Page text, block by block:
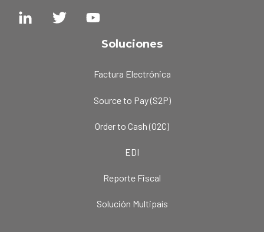
Soluciones
Factura Electrónica
Source to Pay (S2P)
Order to Cash (O2C)
EDI
Reporte Fiscal
Solución Multipaís